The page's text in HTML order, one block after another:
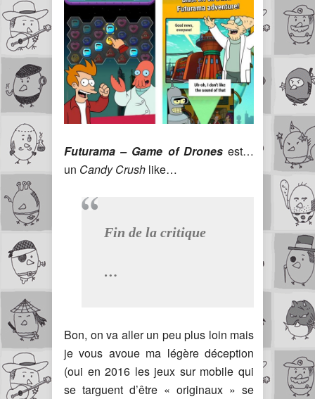
Futurama – Game of Dronesest…
un Candy Crush like…
Fin de la critique
…
Bon, on va aller un peu plus loin mais
je vous avoue ma légère déception
(oui en 2016 les jeux sur mobile qui
se targuent d’être « originaux » se